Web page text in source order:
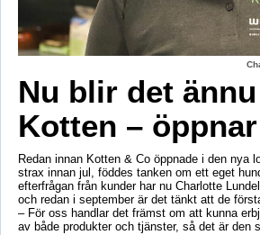
Nu blir det
Kotten –
Redan innan Kotten & Co öppnade i den nya
strax innan jul, föddes tanken om ett eget
efterfrågan från kunder har nu Charlotte
och redan i september är det tänkt att de
– För oss handlar det främst om att kunna
av både produkter och tjänster, så det är den